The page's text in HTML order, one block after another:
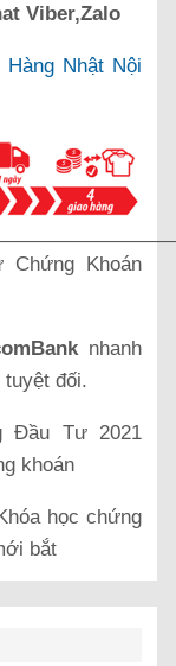
Viber,Zalo
Hàng Nhật Nội
Khoán
nhanh
tuyệt đối.
Đầu Tư 2021
khoán
học chứng
bắt